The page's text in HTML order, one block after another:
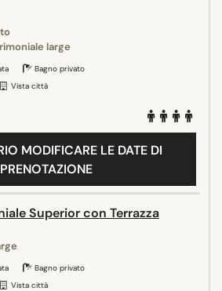
large
Bagno privato
Vista città
MODIFICARE LE DATE DI
PRENOTAZIONE
Superior con Terrazza
Bagno privato
Vista città